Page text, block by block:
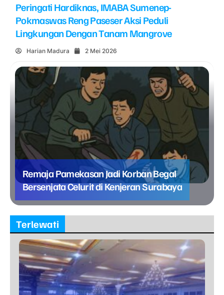
Peringati Hardiknas, IMABA Sumenep-
Pokmaswas Reng Paseser Aksi Peduli
Lingkungan Dengan Tanam Mangrove
Harian Madura 2 Mei 2026
Remaja Pamekasan Jadi Korban Begal
Bersenjata Celurit di Kenjeran Surabaya
Terlewati